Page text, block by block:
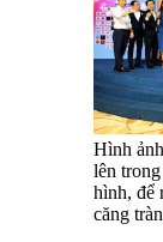
Hình
lên
hình, để
căng tràn